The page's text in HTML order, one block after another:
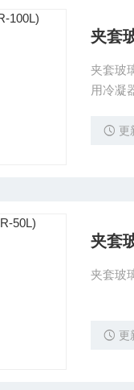
夹套
夹套玻
用冷凝
更
夹套
夹套玻
更